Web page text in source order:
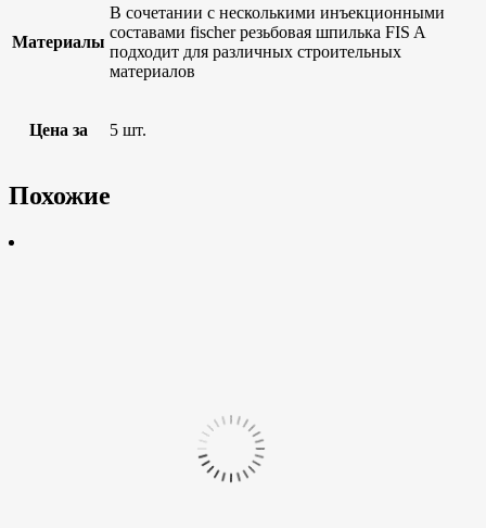
Материалы
В сочетании с несколькими инъекционными
составами fischer резьбовая шпилька FIS A
подходит для различных строительных
материалов
Цена за 5 шт.
Похожие